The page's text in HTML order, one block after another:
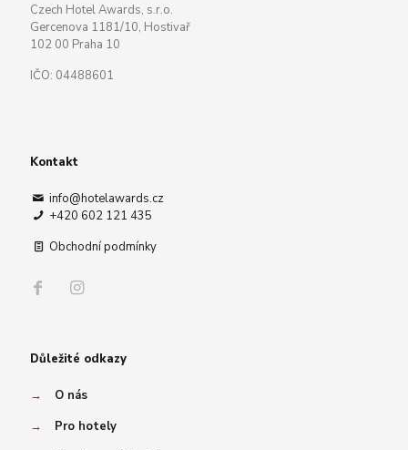
Czech Hotel Awards, s.r.o.
Gercenova 1181/10, Hostivař
102 00 Praha 10
IČO: 04488601
Kontakt
info@hotelawards.cz
+420 602 121 435
Obchodní podmínky
Důležité odkazy
→
O nás
→
Pro hotely